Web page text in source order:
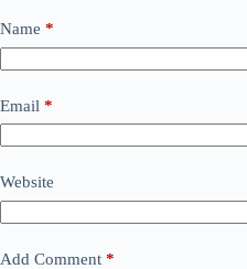
Name *
Email *
Website
Add Comment *